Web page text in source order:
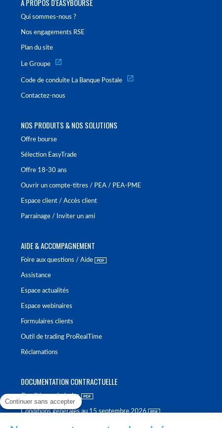
À PROPOS D'EASYBOURSE
Qui sommes-nous ?
Nos engagements RSE
Plan du site
Le Groupe
Code de conduite La Banque Postale
Contactez-nous
NOS PRODUITS & NOS SOLUTIONS
Offre bourse
Sélection EasyTrade
Offre 18-30 ans
Ouvrir un compte-titres / PEA / PEA-PME
Espace client / Accès client
Parrainage / Inviter un ami
AIDE & ACCOMPAGNEMENT
Foire aux questions / Aide
Assistance
Espace actualités
Espace webinaires
Formulaires clients
Outil de trading ProRealTime
Réclamations
DOCUMENTATION CONTRACTUELLE
Conditions générales
Conditions générales au 15 septembre 2026
Continuer sans accepter